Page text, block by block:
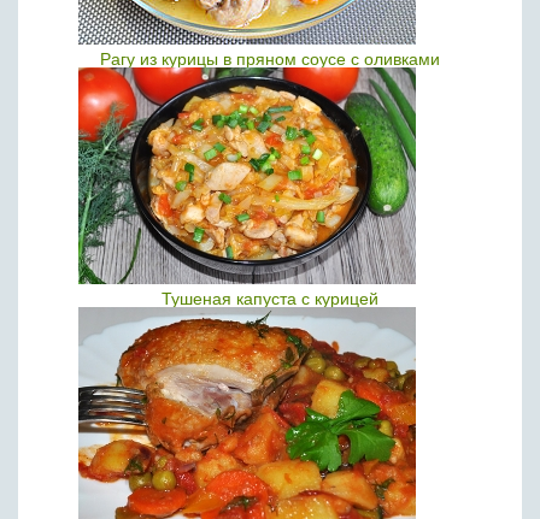
Рагу из курицы в пряном соусе с оливками
Тушеная капуста с курицей